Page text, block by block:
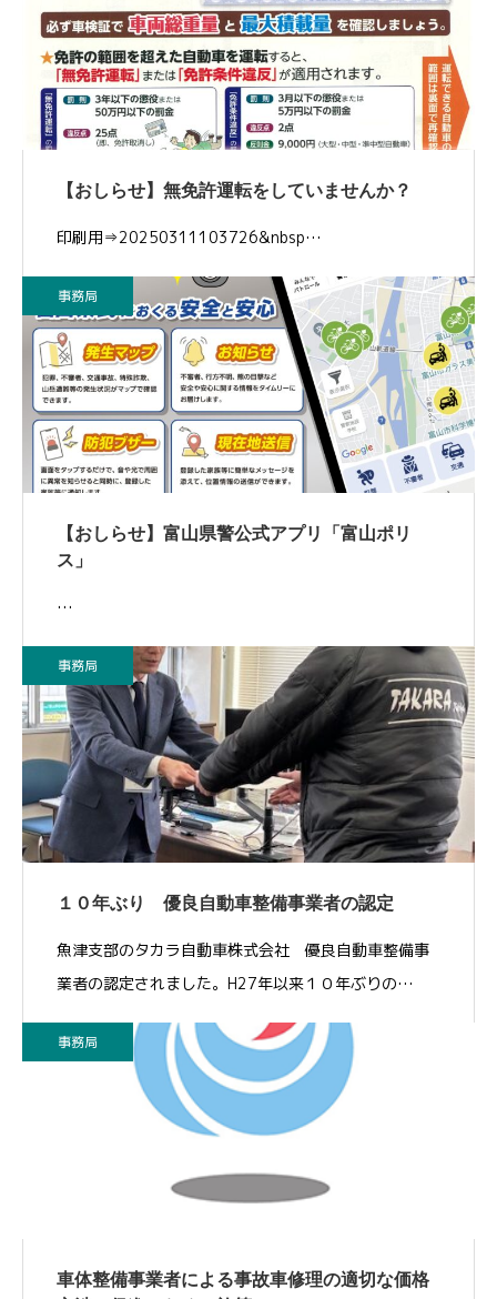
【おしらせ】無免許運転をしていませんか？
印刷用⇒20250311103726&nbsp…
事務局
【おしらせ】富山県警公式アプリ「富山ポリ
ス」
…
事務局
１０年ぶり 優良自動車整備事業者の認定
魚津支部のタカラ自動車株式会社 優良自動車整備事
業者の認定されました。H27年以来１０年ぶりの…
事務局
車体整備事業者による事故車修理の適切な価格